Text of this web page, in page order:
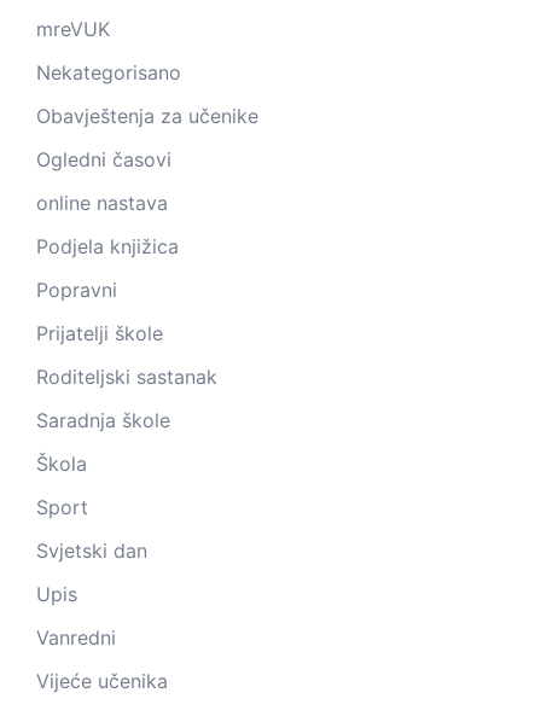
mreVUK
Nekategorisano
Obavještenja za učenike
Ogledni časovi
online nastava
Podjela knjižica
Popravni
Prijatelji škole
Roditeljski sastanak
Saradnja škole
Škola
Sport
Svjetski dan
Upis
Vanredni
Vijeće učenika